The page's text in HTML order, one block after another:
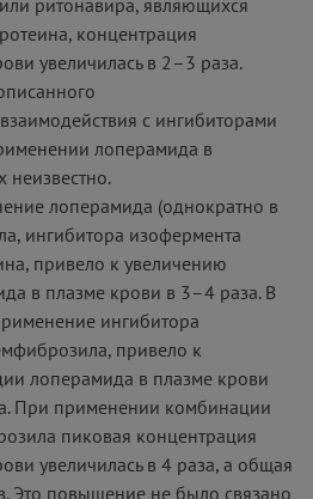
концентрация
увеличилась в 2–3 раза.
с ингибиторами
лоперамида в
неизвестно.
лоперамида (однократно в
ингибитора изофермента
привело к увеличению
в плазме крови в 3–4 раза. В
ингибитора
привело к
лоперамида в плазме крови
При применении комбинации
пиковая концентрация
увеличилась в 4 раза, а общая
Это повышение не было связано